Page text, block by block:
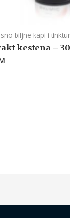
biljne kapi i
kestena –